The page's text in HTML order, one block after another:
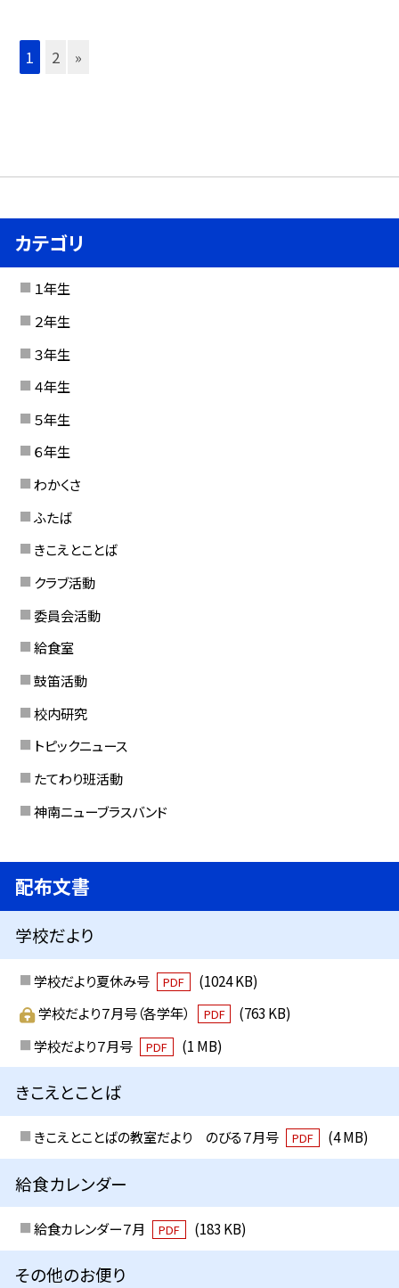
1 2 »
カテゴリ
１年生
２年生
３年生
４年生
５年生
６年生
わかくさ
ふたば
きこえとことば
クラブ活動
委員会活動
給食室
鼓笛活動
校内研究
トピックニュース
たてわり班活動
神南ニューブラスバンド
配布文書
学校だより
学校だより夏休み号 PDF
(1024 KB)
学校だより７月号（各学年）
PDF
(763 KB)
学校だより７月号
PDF (1 MB)
きこえとことば
きこえとことばの教室だより のびる７月号 PDF (4 MB)
給食カレンダー
給食カレンダー７月 PDF (183 KB)
その他のお便り